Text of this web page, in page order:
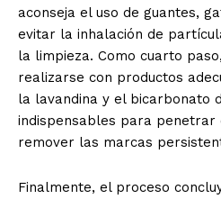
aconseja el uso de guantes,
evitar la inhalación de
la limpieza. Como cuarto
realizarse con productos
la lavandina y el bicarbonato
indispensables para penetrar
remover las marcas
Finalmente, el proceso